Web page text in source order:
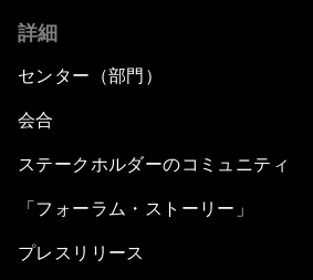
詳細
センター（部門）
会合
ステークホルダーのコミュニティ
「フォーラム・ストーリー」
プレスリリース